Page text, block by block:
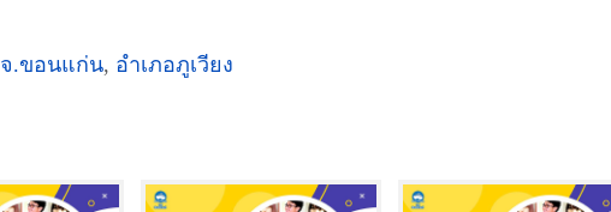
จ.ขอนแก่น, อำเภอภูเวียง